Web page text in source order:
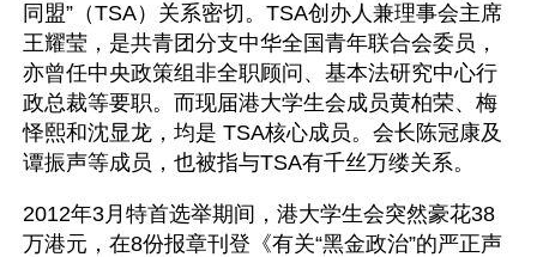
同盟”（TSA）关系密切。TSA创办人兼理事会主席
王耀莹，是共青团分支中华全国青年联合会委员，
亦曾任中央政策组非全职顾问、基本法研究中心行
政总裁等要职。而现届港大学生会成员黄柏荣、梅
怿熙和沈显龙，均是 TSA核心成员。会长陈冠康及
谭振声等成员，也被指与TSA有千丝万缕关系。
2012年3月特首选举期间，港大学生会突然豪花38
万港元，在8份报章刊登《有关“黑金政治”的严正声